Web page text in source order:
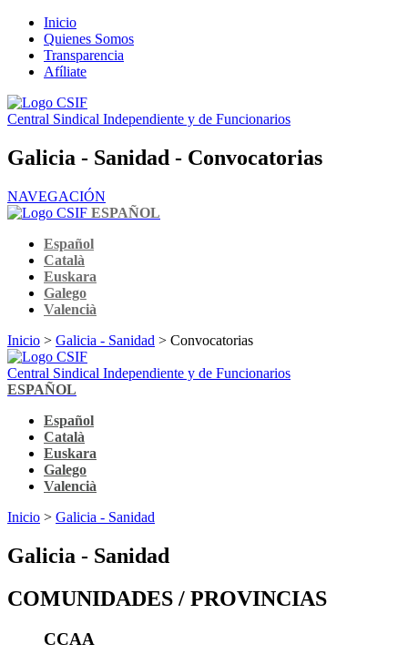
Inicio
Quienes Somos
Transparencia
Afíliate
Central Sindical Independiente y de Funcionarios
Galicia - Sanidad - Convocatorias
NAVEGACIÓN
ESPAÑOL
Español
Català
Euskara
Galego
Valencià
Inicio > Galicia - Sanidad > Convocatorias
Central Sindical Independiente y de Funcionarios
ESPAÑOL
Español
Català
Euskara
Galego
Valencià
Inicio > Galicia - Sanidad
Galicia - Sanidad
COMUNIDADES / PROVINCIAS
CCAA